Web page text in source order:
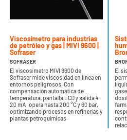
Viscosímetro para industrias
de petróleo y gas | MIVI 9600 |
Sofraser
SOFRASER
El viscosímetro MIVI 9600 de
Sofraser mide viscosidad en línea en
entornos peligrosos. Con
compensación automática de
temperatura, pantalla LCD y salida 4-
20 mA, opera hasta 200 °C y 60 bar,
optimizando procesos en refinerías y
plantas petroquímicas.
El